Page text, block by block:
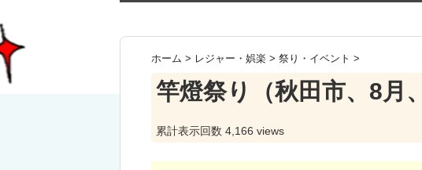
ホーム > レジャー・娯楽 > 祭り・イベント >
竿燈祭り（秋田市、8月
累計表示回数 4,166 views